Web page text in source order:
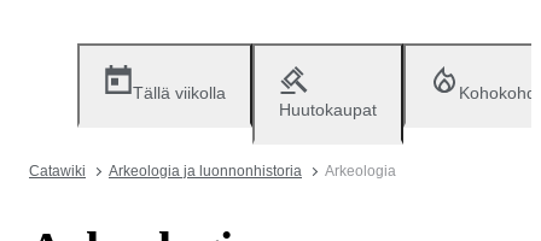
Tällä viikolla
Huutokaupat
Catawiki Arkeologia ja luonnonhistoria Arkeologia